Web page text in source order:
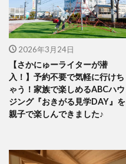
2026年3月24日
【さかにゅーライターが潜
入！】予約不要で気軽に行けち
ゃう！家族で楽しめるABCハウ
ジング『おきがる見学DAY』を
親子で楽しんできました♪